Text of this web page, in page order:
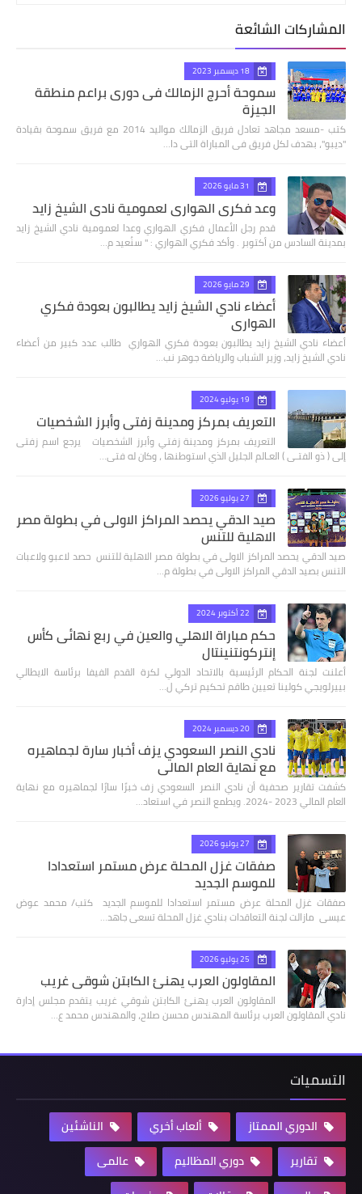
المشاركات الشائعة
18 ديسمبر 2023
سموحة أحرج الزمالك فى دورى براعم منطقة
الجيزة
كتب -مسعد مجاهد تعادل فريق الزمالك مواليد 2014 مع فريق سموحة بقيادة
"ديبو"، بهدف لكل فريق فى المباراة التى دا…
31 مايو 2026
وعد فكري الهواري لعمومية نادي الشيخ زايد
قدم رجل الأعمال فكري الهواري وعدا لعمومية نادي الشيخ زايد
بمدينة السادس من أكتوبر . وأكد فكري الهواري : " سنُعيد م…
29 مايو 2026
أعضاء نادي الشيخ زايد يطالبون بعودة فكري
الهواري
أعضاء نادي الشيخ زايد يطالبون بعودة فكري الهواري طالب عدد كبير من أعضاء
نادي الشيخ زايد، وزير الشباب والرياضة جوهر نب…
19 يوليو 2024
التعريف بمركز ومدينة زفتي وأبرز الشخصيات
التعريف بمركز ومدينة زفتي وأبرز الشخصيات يرجع اسم زفتى
إلى ( ذو الفتـى ) العـالم الجليل الذي استوطنها ، وكان له فتى…
27 يوليو 2026
صيد الدقي يحصد المراكز الاولى في بطولة مصر
الاهلية للتنس
صيد الدقي يحصد المراكز الاولى في بطولة مصر الاهلية للتنس حصد لاعبو ولاعبات
التنس بصيد الدقي المراكز الاولى في بطولة م…
22 أكتوبر 2024
حكم مباراة الاهلي والعين في ربع نهائى كأس
إنتركونتنينتال
أعلنت لجنة الحكام الرئيسية بالاتحاد الدولي لكرة القدم الفيفا برئاسة الايطالي
بييرلويجي كولينا تعيين طاقم تحكيم تركي ل…
20 ديسمبر 2024
نادي النصر السعودي يزف أخبار سارة لجماهيره
مع نهاية العام المالي
كشفت تقارير صحفية أن نادي النصر السعودي زف خبرًا سارًا لجماهيره مع نهاية
العام المالي 2023 -2024. ويطمع النصر في استعاد…
27 يوليو 2026
صفقات غزل المحلة عرض مستمر استعدادا
للموسم الجديد
صفقات غزل المحلة عرض مستمر استعدادا للموسم الجديد كتب/ محمد عوض
عيسى مازالت لجنة التعاقدات بنادي غزل المحلة تسعى جاهد…
25 يوليو 2026
المقاولون العرب يهنئ الكابتن شوقي غريب
المقاولون العرب يهنئ الكابتن شوقي غريب يتقدم مجلس إدارة
نادي المقاولون العرب برئاسة المهندس محسن صلاح، والمهندس محمد ع…
التسميات
الدوري الممتاز ألعاب أخري
الناشئين
تقارير
دوري المظاليم
عالمى